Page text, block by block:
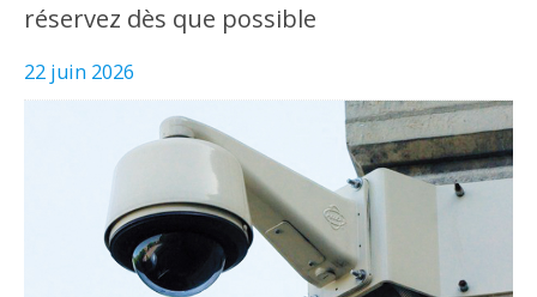
réservez dès que possible
22 juin 2026